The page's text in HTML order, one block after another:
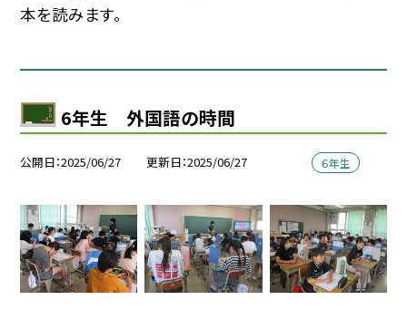
本を読みます。
6年生 外国語の時間
公開日 2025/06/27 更新日 2025/06/27 ６年生